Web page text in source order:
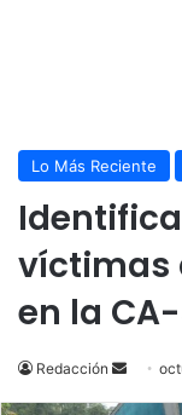
Lo Más Reciente
víctimas
en la
Redacción
Send